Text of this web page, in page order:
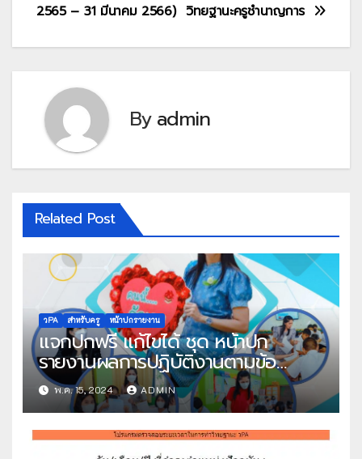
วิทยฐานะครูชำนาญการ
2565 – 31 มีนาคม 2566)
Byadmin
Related Post
วPA สำหรับครู หน้าปกรายงาน
แจกปกฟรี แก้ไขได้ ชุด หน้าปก
รายงานผลการปฏิบัติงานตามข้อ
ตกลง(PA) สำหรับข้าราชการครูและ
บุคลากรทางการศึกษา ตำแหน่ง ครู
ไฟล์ Power Point แก้ไขได้ โดย
คุณครูละออ กองรส
พ.ค. 15, 2024 ADMIN